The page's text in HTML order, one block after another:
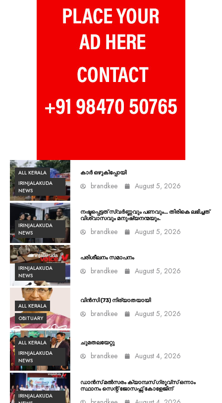
ALL KERALA
IRINJALAKUDA
NEWS
കാർ ഒഴുകിപ്പോയി
brandkee August 5, 2026
IRINJALAKUDA
NEWS
നഷ്ടപ്പെട്ടത് സ്വർണ്ണവും പണവും… തിരികെ ലഭിച്ചത്
വിശ്വാസവും മനുഷ്യനന്മയും.
brandkee August 5, 2026
IRINJALAKUDA
NEWS
പരിശീലനം സമാപനം
brandkee August 5, 2026
ALL KERALA
OBITUARY
വിൻസി (73) നിര്യാതയായി
brandkee August 5, 2026
ALL KERALA
IRINJALAKUDA
NEWS
ചുമതലയേറ്റു
brandkee August 4, 2026
IRINJALAKUDA
ഡാൻസ് മൽസരം ക്യാമ്പസ് ഗ്രൂവ്സ് ഒന്നാം
സ്ഥാനം സെന്റ് ജോസഫ്സ് കോളേജിന്